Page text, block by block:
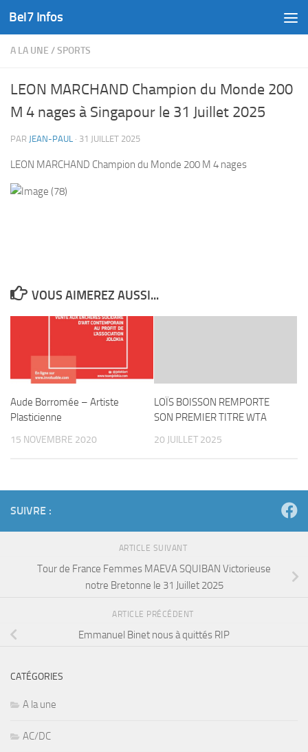
Skip to content
Bel7 Infos
A LA UNE /SPORTS
LEON MARCHAND Champion du Monde 200
M 4 nages à Singapour le 31 Juillet 2025
PAR JEAN-PAUL · 31 JUILLET 2025
LEON MARCHAND Champion du Monde 200 M 4 nages
VOUS AIMEREZ AUSSI...
Aude Borromée – Artiste
Plasticienne
15 NOVEMBRE 2020
LOÏS BOISSON REMPORTE
SON PREMIER TITRE WTA
20 JUILLET 2025
SUIVRE :
ARTICLE SUIVANT
Tour de France Femmes MAEVA SQUIBAN Victorieuse
notre Bretonne le 31 Juillet 2025
ARTICLE PRÉCÉDENT
Emmanuel Binet nous à quittés RIP
CATÉGORIES
A la une
AC/DC